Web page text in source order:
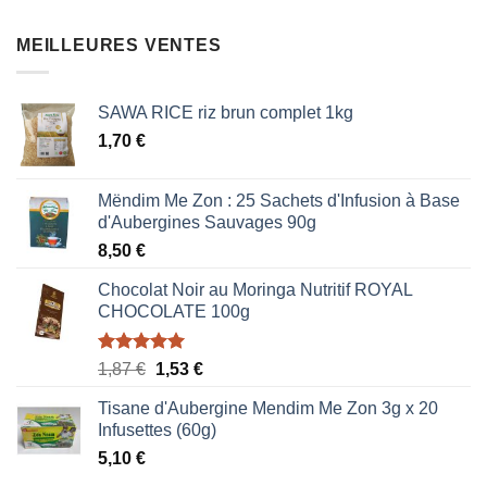
était : est :
MEILLEURES VENTES
SAWA RICE riz brun complet 1kg
1,70 €
Mëndim Me Zon : 25 Sachets d'Infusion à Base
d'Aubergines Sauvages 90g
8,50 €
Chocolat Noir au Moringa Nutritif ROYAL
CHOCOLATE 100g
Note5.00
sur 5
1,87€ Le
initial
était :
1,53 €Le
actuel
est :
Tisane d'Aubergine Mendim Me Zon 3g x 20
Infusettes (60g)
5,10 €